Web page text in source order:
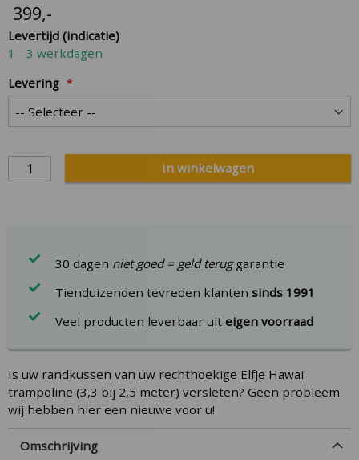
399,-
Levertijd (indicatie)
1 - 3 werkdagen
Levering
In winkelwagen
30 dagen niet goed = geld teruggarantie
Tienduizenden tevreden klantensinds 1991
Veel producten leverbaar uiteigen voorraad
Is uw randkussen van uw rechthoekige Elfje Hawai
trampoline (3,3 bij 2,5 meter) versleten? Geen probleem
wij hebben hier een nieuwe voor u!
Omschrijving